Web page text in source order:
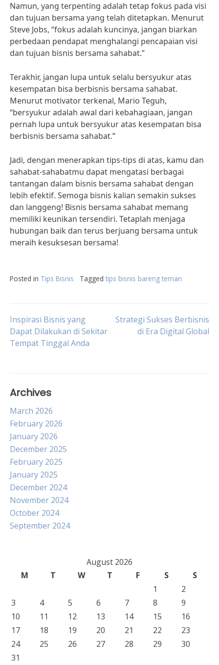
Namun, yang terpenting adalah tetap fokus pada visi
dan tujuan bersama yang telah ditetapkan. Menurut
Steve Jobs, “fokus adalah kuncinya, jangan biarkan
perbedaan pendapat menghalangi pencapaian visi
dan tujuan bisnis bersama sahabat.”
Terakhir, jangan lupa untuk selalu bersyukur atas
kesempatan bisa berbisnis bersama sahabat.
Menurut motivator terkenal, Mario Teguh,
“bersyukur adalah awal dari kebahagiaan, jangan
pernah lupa untuk bersyukur atas kesempatan bisa
berbisnis bersama sahabat.”
Jadi, dengan menerapkan tips-tips di atas, kamu dan
sahabat-sahabatmu dapat mengatasi berbagai
tantangan dalam bisnis bersama sahabat dengan
lebih efektif. Semoga bisnis kalian semakin sukses
dan langgeng! Bisnis bersama sahabat memang
memiliki keunikan tersendiri. Tetaplah menjaga
hubungan baik dan terus berjuang bersama untuk
meraih kesuksesan bersama!
Posted in Tips Bisnis Tagged tips bisnis bareng teman
Post
navigation
Inspirasi Bisnis yang
Dapat Dilakukan di Sekitar
Tempat Tinggal Anda
Strategi Sukses Berbisnis
di Era Digital Global
Archives
March 2026
February 2026
January 2026
December 2025
February 2025
January 2025
December 2024
November 2024
October 2024
September 2024
August 2026
M
T W T F S
S
1
2
3
4 5 6 7 8
9
10
11 12 13 14 15
16
17
18 19 20 21 22
23
24
25 26 27 28 29
30
31